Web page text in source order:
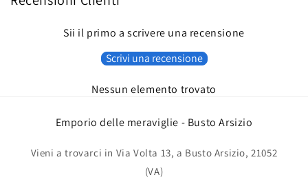
Sii il primo a scrivere una recensione
Scrivi una recensione
Nessun elemento trovato
Emporio delle meraviglie - Busto Arsizio
Vieni a trovarci in Via Volta 13, a Busto Arsizio, 21052
(VA)